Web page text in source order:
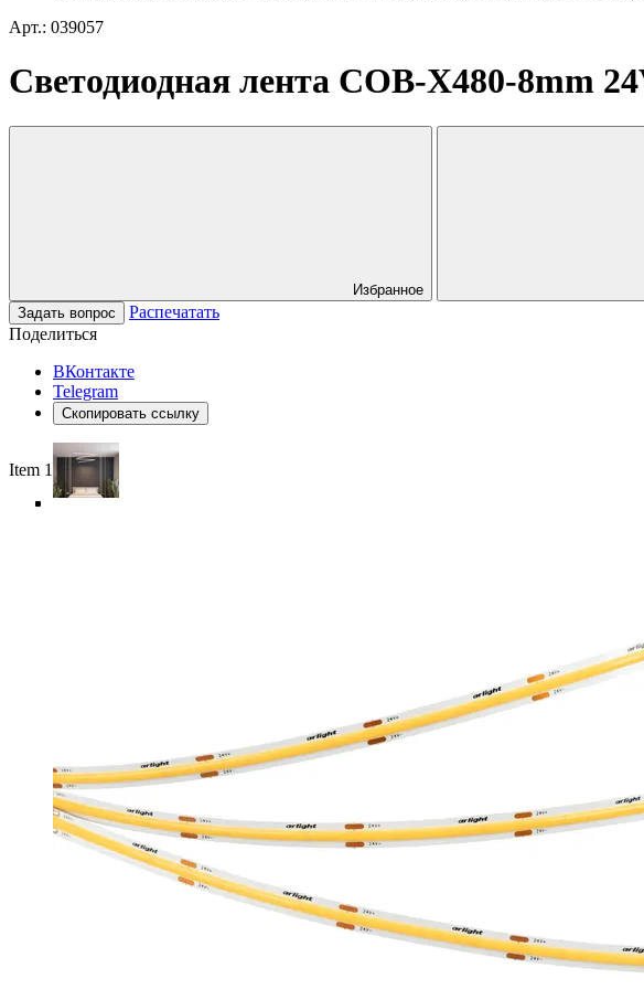
Арт.: 039057
Светодиодная лента COB-X480-8mm
Избранное
Задать вопрос
Распечатать
Поделиться
ВКонтакте
Telegram
Скопировать ссылку
Item 1 of 6